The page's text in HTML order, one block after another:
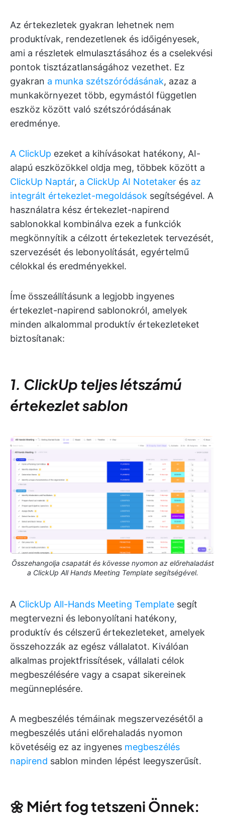
Az értekezletek gyakran lehetnek nem
produktívak, rendezetlenek és időigényesek,
ami a részletek elmulasztásához és a cselekvési
pontok tisztázatlanságához vezethet. Ez
gyakran a munka szétszóródásának, azaz a
munkakörnyezet több, egymástól független
eszköz között való szétszóródásának
eredménye.
A ClickUp ezeket a kihívásokat hatékony, AI-
alapú eszközökkel oldja meg, többek között a
ClickUp Naptár, a ClickUp AI Notetaker és az
integrált értekezlet-megoldások segítségével. A
használatra kész értekezlet-napirend
sablonokkal kombinálva ezek a funkciók
megkönnyítik a célzott értekezletek tervezését,
szervezését és lebonyolítását, egyértelmű
célokkal és eredményekkel.
Íme összeállításunk a legjobb ingyenes
értekezlet-napirend sablonokról, amelyek
minden alkalommal produktív értekezleteket
biztosítanak:
1. ClickUp teljes létszámú
értekezlet sablon
Összehangolja csapatát és kövesse nyomon az előrehaladást
a ClickUp All Hands Meeting Template segítségével.
A ClickUp All-Hands Meeting Template segít
megtervezni és lebonyolítani hatékony,
produktív és célszerű értekezleteket, amelyek
összehozzák az egész vállalatot. Kiválóan
alkalmas projektfrissítések, vállalati célok
megbeszélésére vagy a csapat sikereinek
megünneplésére.
A megbeszélés témáinak megszervezésétől a
megbeszélés utáni előrehaladás nyomon
követéséig ez az ingyenes megbeszélés
napirend sablon minden lépést leegyszerűsít.
🌼 Miért fog tetszeni Önnek: